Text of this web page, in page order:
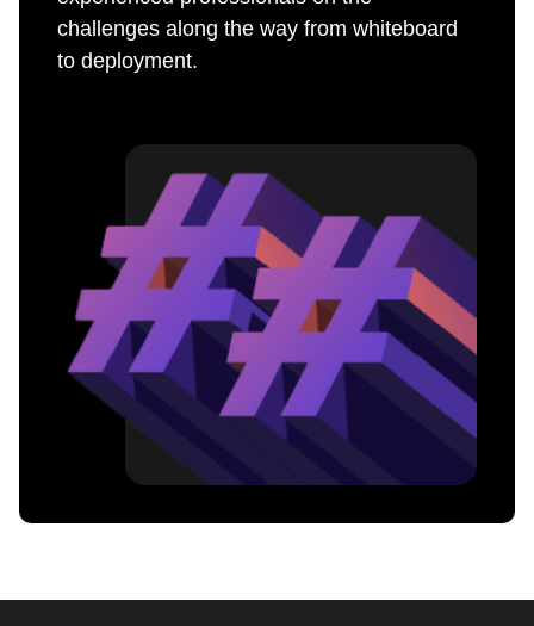
challenges along the way from whiteboard
to deployment.